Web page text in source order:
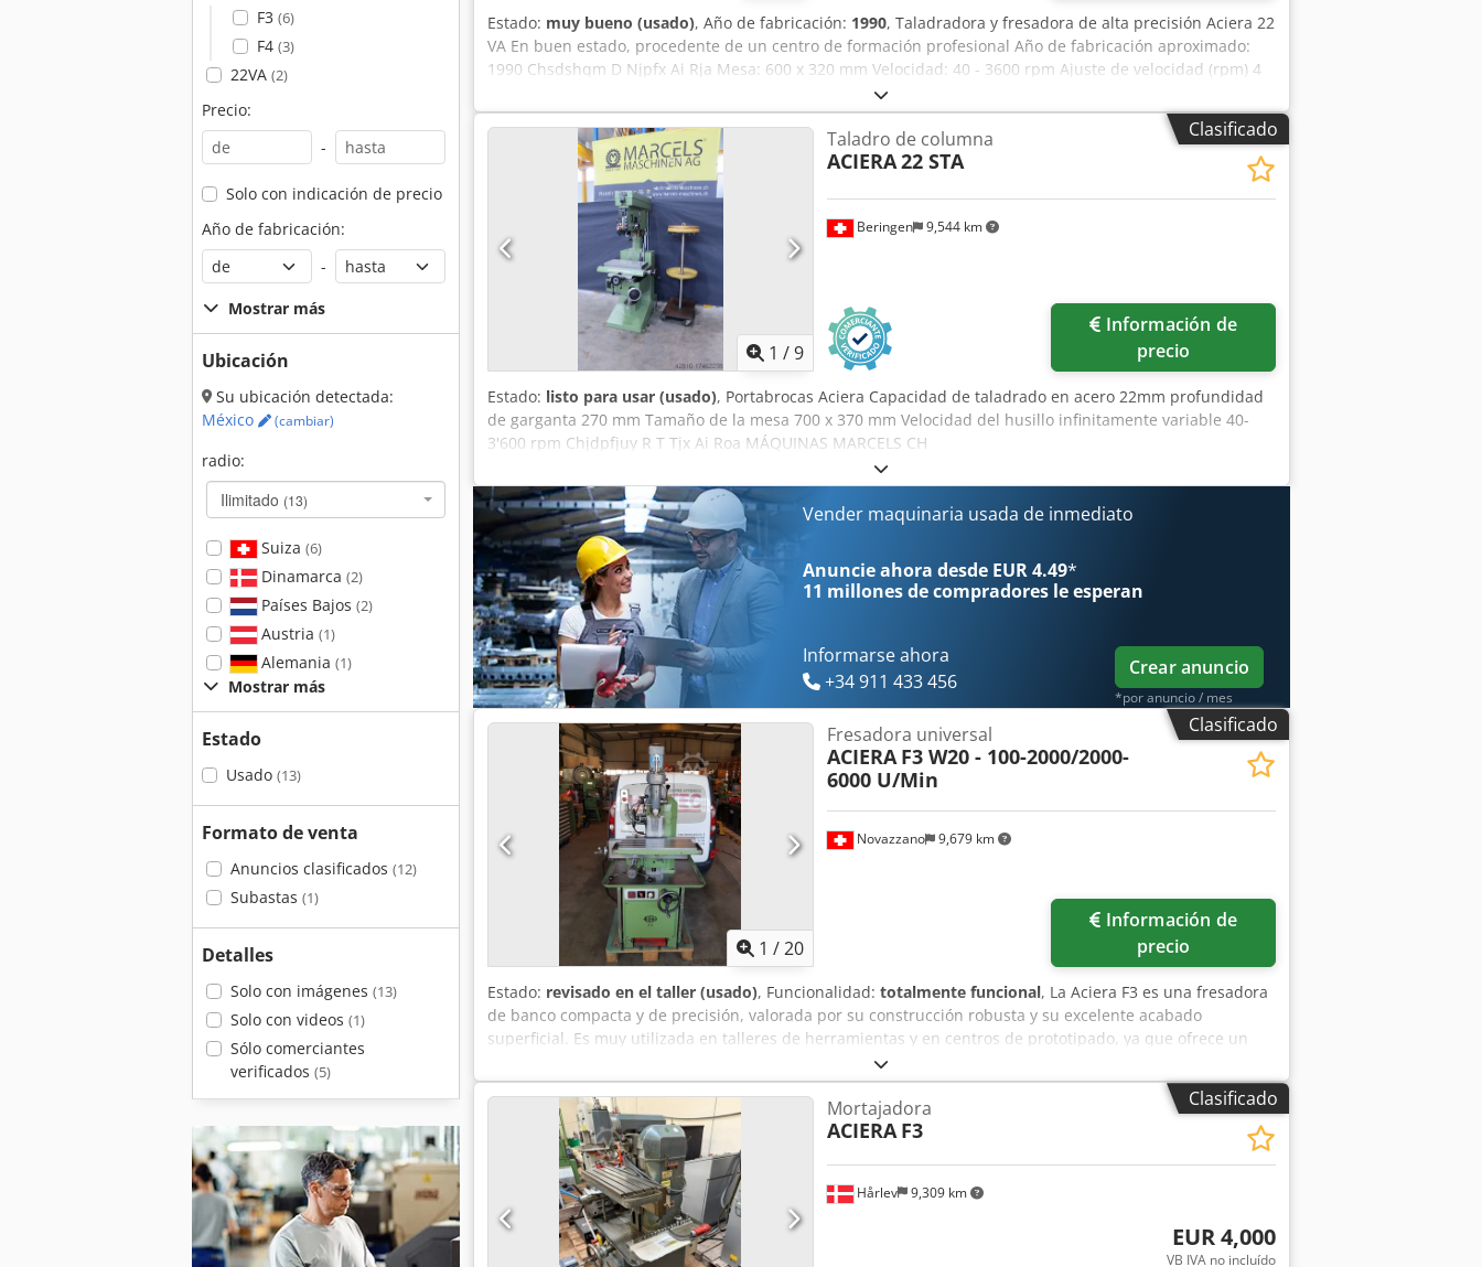
F3 (6)
F4 (3)
22VA (2)
Precio:
-
Solo con indicación de precio
Año de fabricación:
-
Mostrar más
Ubicación
Su ubicación detectada:
México
(cambiar)
radio:
Ilimitado (13)
Suiza (6)
Dinamarca (2)
Países Bajos (2)
Austria (1)
Alemania (1)
Mostrar más
Estado
Usado (13)
Formato de venta
Anuncios clasificados (12)
Subastas (1)
Detalles
Solo con imágenes (13)
Solo con videos (1)
Sólo comerciantes
verificados (5)
Estado: muy bueno (usado), Año de fabricación: 1990, Taladradora y fresadora de alta precisión Aciera 22
VA En buen estado, procedente de un centro de formación profesional Año de fabricación aproximado:
1990 Chsdshqm D Njpfx Ai Rja Mesa: 600 x 320 mm Velocidad: 40 - 3600 rpm Ajuste de velocidad (rpm) 4
avances automáticos: 40-280 80-560 275-1800 550-3600 Diámetro del husillo: 65 mm Carrera del husillo
de taladrado: 120 mm Sistema de cambio rápido del husillo: Aciera Sistema automático de roscado
Capacidad de taladrado en material macizo: 25 mm Capacidad máxima de taladrado: hasta 30 mm Ajuste
de altura mediante manivela Motor: 1,1 kW Lámpara Algunos sistemas de cambio rápido Dimensiones
(ancho x profundidad x alto): 90 x 130 x 185 cm Peso aproximado: 800 kg Las especificaciones técnicas
están sujetas a cambios.
Clasificado
1 /9
Beringen 9,544 km
Taladro de columna
ACIERA22 STA
precio
Estado: listo para usar (usado), Portabrocas Aciera Capacidad de taladrado en acero 22mm profundidad
de garganta 270 mm Tamaño de la mesa 700 x 370 mm Velocidad del husillo infinitamente variable 40-
3'600 rpm Chjdpfjuy R T Tjx Ai Roa MÁQUINAS MARCELS CH
Vender maquinaria usada de inmediato
Anuncie ahora desde EUR 4.49*
11 millones de compradores le esperan
Informarse ahora
+34 911 433 456
Crear anuncio
*por anuncio / mes
Clasificado
1 /20
Novazzano 9,679 km
Fresadora universal
ACIERA F3 W20 - 100-2000/2000-
6000 U/Min
precio
Estado: revisado en el taller (usado), Funcionalidad: totalmente funcional, La Aciera F3 es una fresadora
de banco compacta y de precisión, valorada por su construcción robusta y su excelente acabado
superficial. Es muy utilizada en talleres de herramientas y en centros de prototipado, ya que ofrece un
control preciso para piezas de tamaño pequeño a mediano. Codpfxeznh Eho Ai Roha
Clasificado
Hårlev 9,309 km
Mortajadora
ACIERA F3
EUR 4,000
VB IVA no incluído